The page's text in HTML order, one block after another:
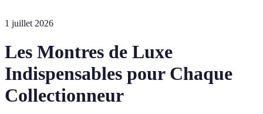
1 juillet 2026
Les Montres de Luxe
Indispensables pour Chaque
Collectionneur